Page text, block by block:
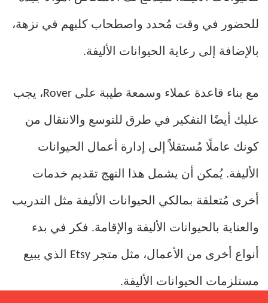
للحضور في وقت مُحدد واصطحاب كلبهم في نزهة،
بالإضافة إلى رعاية الحيوانات الأليفة.
مع بناء قاعدة عملاء وسمعة طيبة على Rover، يجب
عليك أيضًا التفكير في طرق للتوسع والانتقال من
كونك عاملًا مُستقلاً إلى إدارة أعمال الحيوانات
الأليفة. يُمكن أن يشمل هذا النهج تقديم خدمات
أخرى مُتعلقة بمالكي الحيوانات الأليفة مثل التدريب
والعناية بالحيوانات الأليفة والإقامة. فكر في بدء
أنواع أخرى من الأعمال، مثل متجر Etsy الذي يبيع
مستلزمات الحيوانات الأليفة.